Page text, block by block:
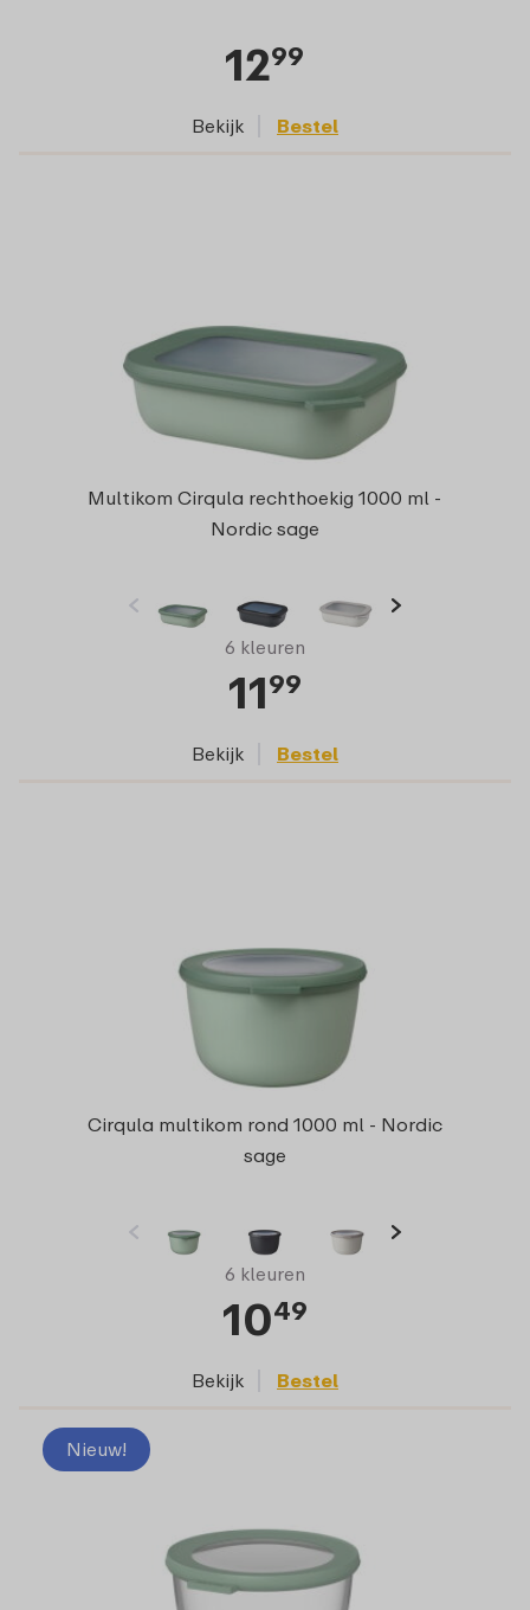
1299
Bekijk Bestel
Multikom Cirqula rechthoekig 1000 ml -
Nordic sage
6 kleuren
1199
Bekijk Bestel
Cirqula multikom rond 1000 ml - Nordic
sage
6 kleuren
1049
Bekijk Bestel
Nieuw!